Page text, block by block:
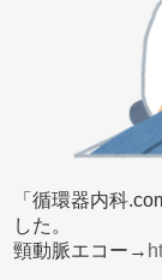
「循環器内科
した。
頸動脈エコー→